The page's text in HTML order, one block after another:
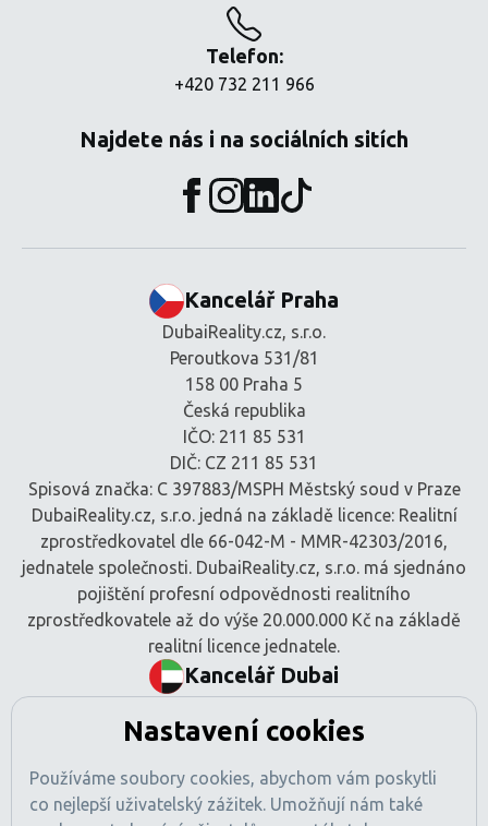
Telefon:
+420 732 211 966
Najdete nás i na sociálních sitích
Kancelář Praha
DubaiReality.cz, s.r.o.
Peroutkova 531/81
158 00 Praha 5
Česká republika
IČO: 211 85 531
DIČ: CZ 211 85 531
Spisová značka: C 397883/MSPH Městský soud v Praze
DubaiReality.cz, s.r.o. jedná na základě licence: Realitní
zprostředkovatel dle 66-042-M - MMR-42303/2016,
jednatele společnosti. DubaiReality.cz, s.r.o. má sjednáno
pojištění profesní odpovědnosti realitního
zprostředkovatele až do výše 20.000.000 Kč na základě
realitní licence jednatele.
Kancelář Dubai
Tamani Arts Offices, Office 741
Dubaj, SAE
Číslo obchodní licence: 1470425
Nastavení cookies
Používáme soubory cookies, abychom vám poskytli
co nejlepší uživatelský zážitek. Umožňují nám také